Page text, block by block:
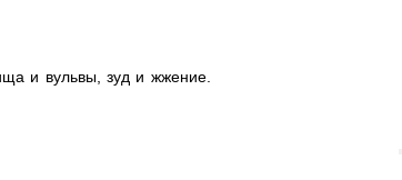
и вульвы, зуд и жжение.